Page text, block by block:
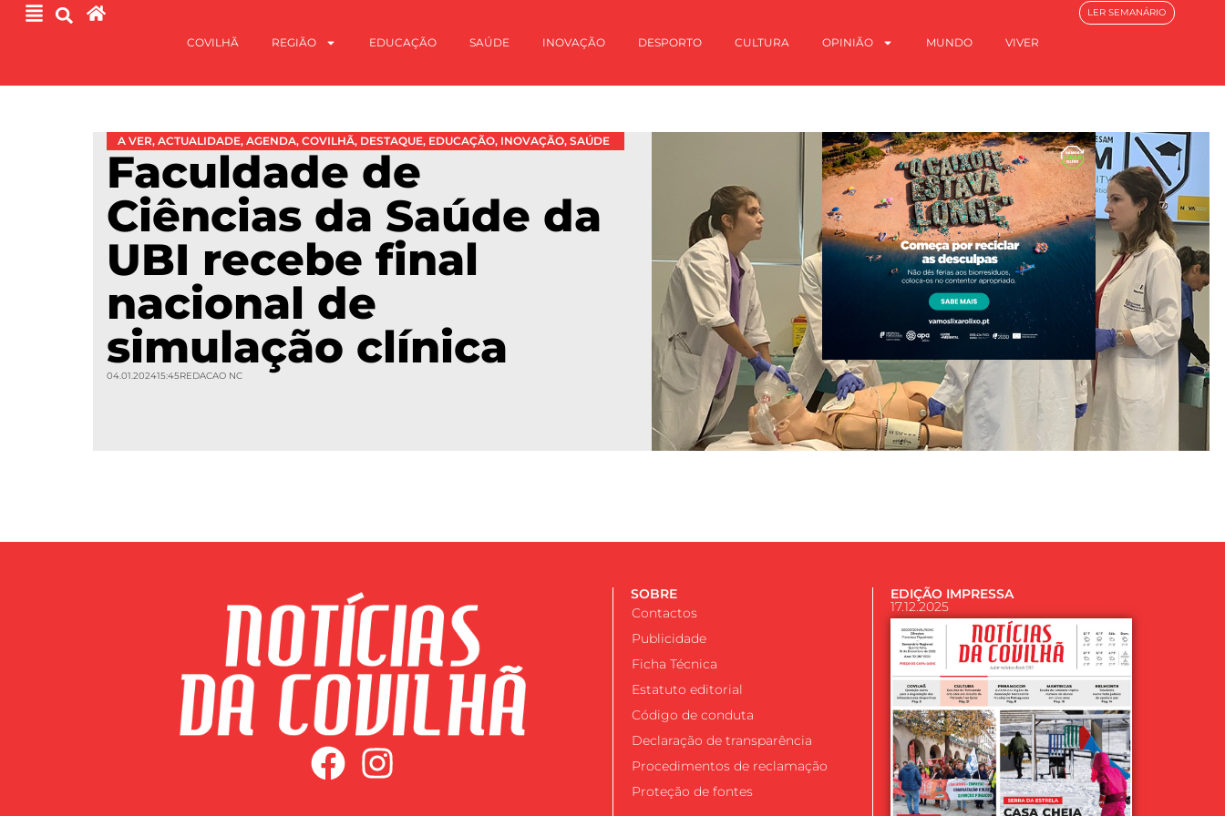
COVILHÃ REGIÃO EDUCAÇÃO SAÚDE INOVAÇÃO DESPORTO CULTURA OPINIÃO MUNDO VIVER
LER SEMANÁRIO
A VER, ACTUALIDADE, AGENDA, COVILHÃ, DESTAQUE, EDUCAÇÃO, INOVAÇÃO, SAÚDE
Faculdade de
Ciências da Saúde da
UBI recebe final
nacional de
simulação clínica
04.01.202415:45REDACAO NC
SOBRE
Contactos
Publicidade
Ficha Técnica
Estatuto editorial
Código de conduta
Declaração de transparência
Procedimentos de reclamação
Proteção de fontes
EDIÇÃO IMPRESSA
17.12.2025